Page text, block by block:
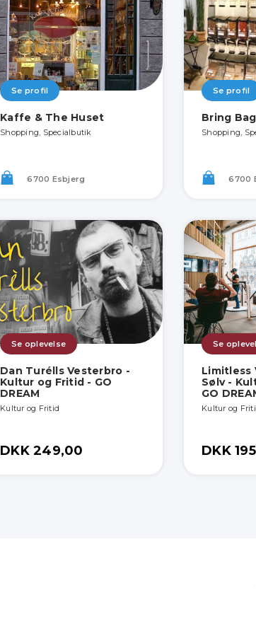
Se profil
Kaffe & The Huset
Shopping, Specialbutik
6700 Esbjerg
Se profil
Bring Bag
Shopping,
6700
Se oplevelse
Dan Turélls Vesterbro -
Kultur og Fritid - GO
DREAM
Kultur og Fritid
DKK 249,00
Se
Limitless
Sølv -
GO
Kultur og
DKK